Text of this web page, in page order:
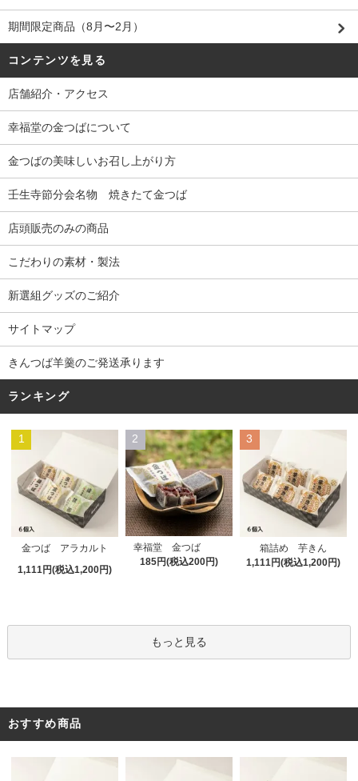
期間限定商品（8月〜2月）
コンテンツを見る
店舗紹介・アクセス
幸福堂の金つばについて
金つばの美味しいお召し上がり方
壬生寺節分会名物 焼きたて金つば
店頭販売のみの商品
こだわりの素材・製法
新選組グッズのご紹介
サイトマップ
きんつば羊羹のご発送承ります
ランキング
1
金つば アラカルト
1,111円(税込1,200円)
2
幸福堂 金つば
185円(税込200円)
3
箱詰め 芋きん
1,111円(税込1,200円)
もっと見る
おすすめ商品